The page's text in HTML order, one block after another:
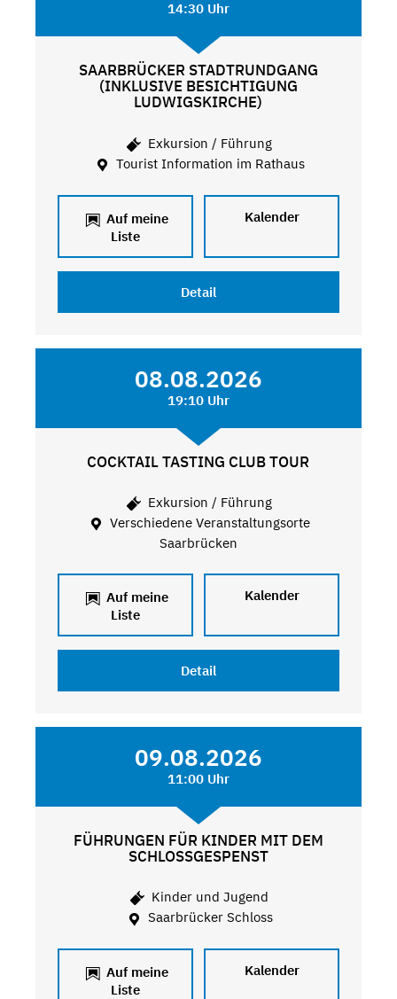
14:30 Uhr
SAARBRÜCKER STADTRUNDGANG
(INKLUSIVE BESICHTIGUNG
LUDWIGSKIRCHE)
Exkursion / Führung
Tourist Information im Rathaus
Auf meine
Liste
Kalender
Detail
08.08.2026
19:10 Uhr
COCKTAIL TASTING CLUB TOUR
Exkursion / Führung
Verschiedene Veranstaltungsorte
Saarbrücken
Auf meine
Liste
Kalender
Detail
09.08.2026
11:00 Uhr
FÜHRUNGEN FÜR KINDER MIT DEM
SCHLOSSGESPENST
Kinder und Jugend
Saarbrücker Schloss
Auf meine
Liste
Kalender